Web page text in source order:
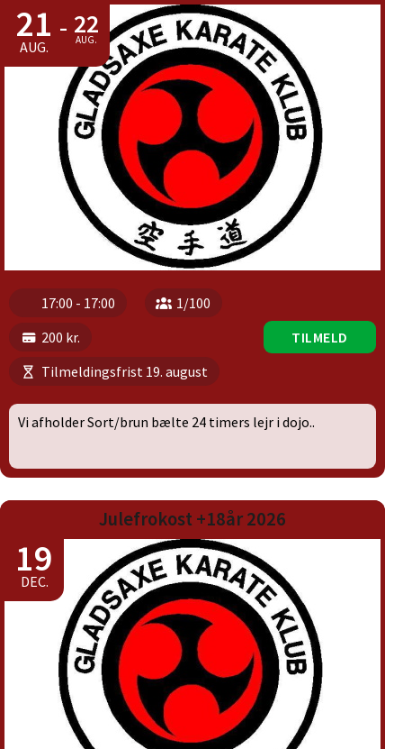
21
AUG.
- 22
AUG.
17:00 - 17:00
1/100
200 kr.
Tilmeldingsfrist 19. august
TILMELD
Vi afholder Sort/brun bælte 24 timers lejr i dojo..
Julefrokost +18år 2026
19
DEC.